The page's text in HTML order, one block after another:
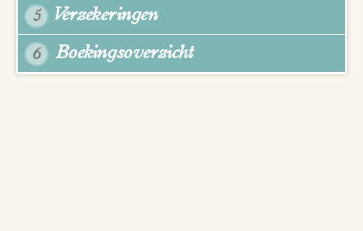
5 Verzekeringen
6 Boekingsoverzicht